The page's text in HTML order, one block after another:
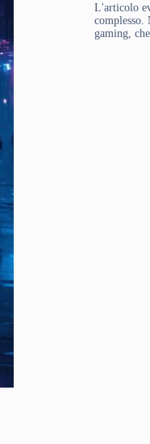
L'articolo
complesso.
gaming,